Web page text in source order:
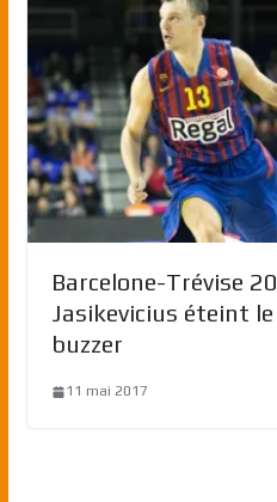
Barcelone-Trévise
Jasikevicius éteint
buzzer
11 mai 2017